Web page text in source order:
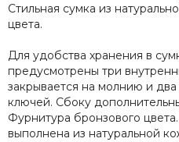
Стильная сумка из
цвета.
Для удобства хранения в
предусмотрены три
закрывается на молнию и
ключей. Сбоку
Фурнитура бронзового
выполнена из натуральной